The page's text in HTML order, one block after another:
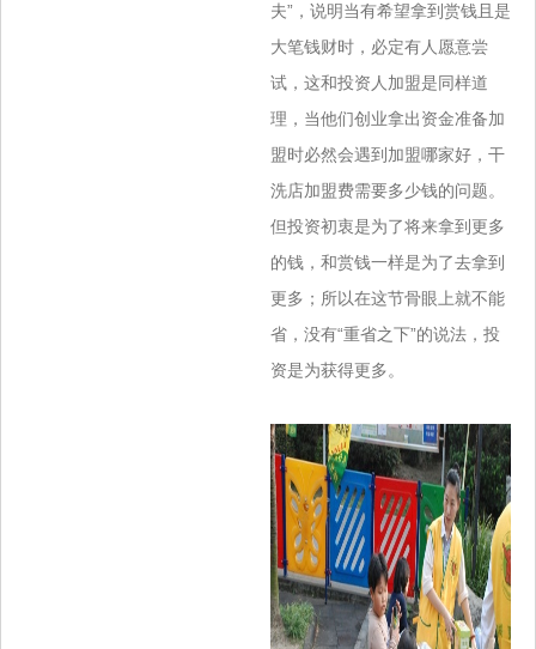
夫”，说明当有希望拿到赏钱且是
大笔钱财时，必定有人愿意尝
试，这和投资人加盟是同样道
理，当他们创业拿出资金准备加
盟时必然会遇到加盟哪家好，干
洗店加盟费需要多少钱的问题。
但投资初衷是为了将来拿到更多
的钱，和赏钱一样是为了去拿到
更多；所以在这节骨眼上就不能
省，没有“重省之下”的说法，投
资是为获得更多。